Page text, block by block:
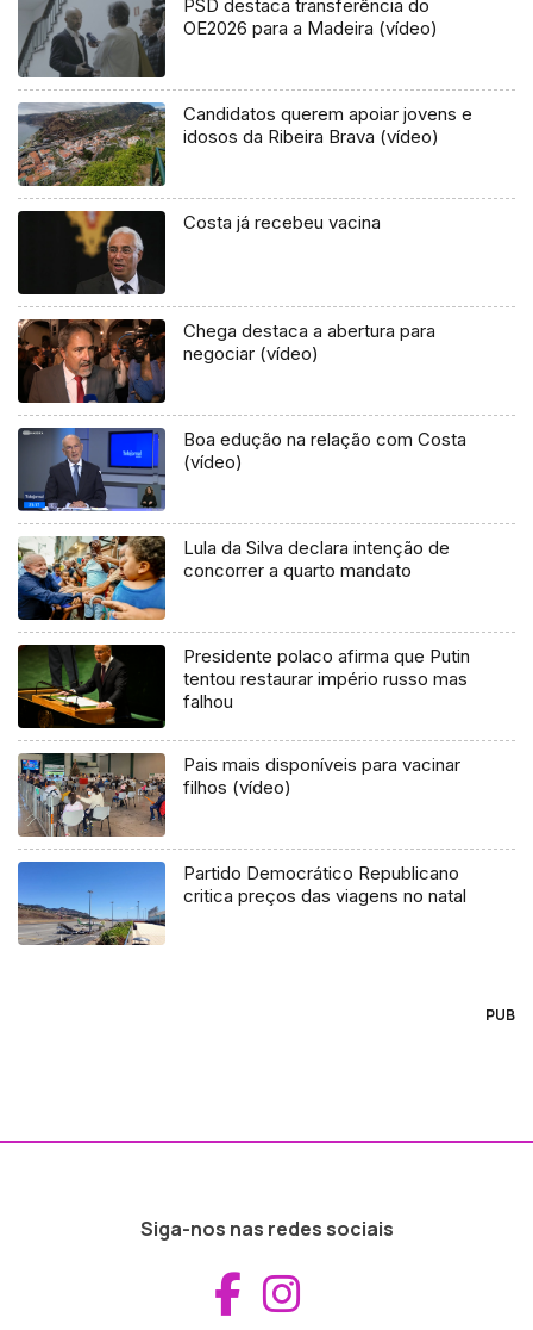
PSD destaca transferência do
OE2026 para a Madeira (vídeo)
Candidatos querem apoiar jovens e
idosos da Ribeira Brava (vídeo)
Costa já recebeu vacina
Chega destaca a abertura para
negociar (vídeo)
Boa edução na relação com Costa
(vídeo)
Lula da Silva declara intenção de
concorrer a quarto mandato
Presidente polaco afirma que Putin
tentou restaurar império russo mas
falhou
Pais mais disponíveis para vacinar
filhos (vídeo)
Partido Democrático Republicano
critica preços das viagens no natal
PUB
Siga-nos nas redes sociais
Aceder ao